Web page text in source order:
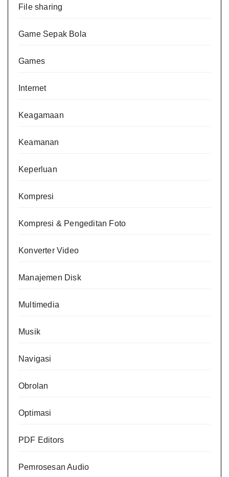
File sharing
Game Sepak Bola
Games
Internet
Keagamaan
Keamanan
Keperluan
Kompresi
Kompresi & Pengeditan Foto
Konverter Video
Manajemen Disk
Multimedia
Musik
Navigasi
Obrolan
Optimasi
PDF Editors
Pemrosesan Audio